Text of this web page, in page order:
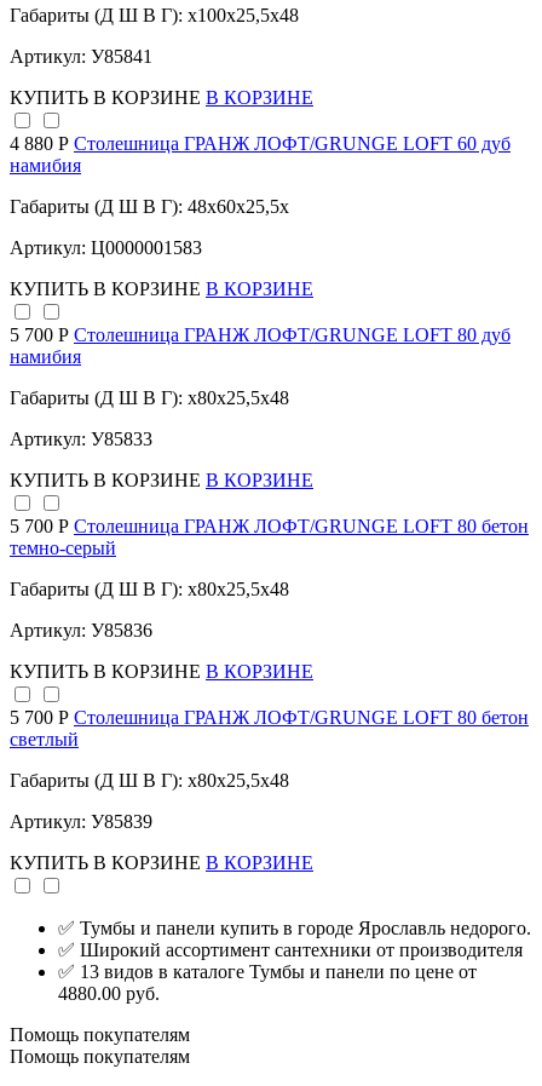
Габариты (Д Ш В Г): x100x25,5x48
Артикул: У85841
КУПИТЬ В КОРЗИНЕ В КОРЗИНЕ
4 880 Р Столешница ГРАНЖ ЛОФТ/GRUNGE LOFT 60 дуб
намибия
Габариты (Д Ш В Г): 48x60x25,5x
Артикул: Ц0000001583
КУПИТЬ В КОРЗИНЕ В КОРЗИНЕ
5 700 Р Столешница ГРАНЖ ЛОФТ/GRUNGE LOFT 80 дуб
намибия
Габариты (Д Ш В Г): x80x25,5x48
Артикул: У85833
КУПИТЬ В КОРЗИНЕ В КОРЗИНЕ
5 700 Р Столешница ГРАНЖ ЛОФТ/GRUNGE LOFT 80 бетон
темно-серый
Габариты (Д Ш В Г): x80x25,5x48
Артикул: У85836
КУПИТЬ В КОРЗИНЕ В КОРЗИНЕ
5 700 Р Столешница ГРАНЖ ЛОФТ/GRUNGE LOFT 80 бетон
светлый
Габариты (Д Ш В Г): x80x25,5x48
Артикул: У85839
КУПИТЬ В КОРЗИНЕ В КОРЗИНЕ
✅ Тумбы и панели купить в городе Ярославль недорого.
✅ Широкий ассортимент сантехники от производителя
✅ 13 видов в каталоге Тумбы и панели по цене от
4880.00 руб.
Помощь покупателям
Помощь покупателям